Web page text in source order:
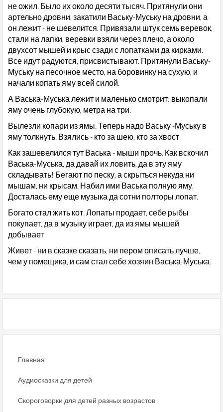
не ожил. Было их около десяти тысяч. Притянули они
артельно дровни, закатили Ваську-Муську на дровни, а
он лежит - не шевелится. Привязали штук семь веревок,
стали на лапки, веревки взяли через плечо, а около
двухсот мышей и крыс сзади с лопатками да кирками.
Все идут радуются, присвистывают. Притянули Ваську-
Муську на песочное место, на боровинку на сухую, и
начали копать яму всей силой.
А Васька-Муська лежит и маленько смотрит: выкопали
яму очень глубокую, метра на три.
Вылезли копари из ямы. Теперь надо Ваську -Муську в
яму толкнуть. Взялись - кто за шею, кто за хвост
Как зашевелился тут Васька - мыши прочь. Как вскочил
Васька-Муська, да давай их ловить, да в эту яму
складывать! Бегают по песку, а скрыться некуда ни
мышам, ни крысам. Набил ими Васька полную яму.
Досталась ему еще музыка да сотни полторы лопат.
Богато стал жить кот. Лопаты продает, себе рыбы
покупает, да в музыку играет, да из ямы мышей
добывает
Живет - ни в сказке сказать, ни пером описать лучше,
чем у помещика, и сам стал себе хозяин Васька-Муська.
Главная
Аудиосказки для детей
Скороговорки для детей разных возрастов